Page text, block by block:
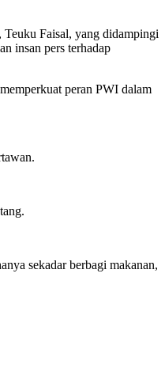
Teuku Faisal, yang didampingi
insan pers terhadap
peran PWI dalam
sekadar berbagi makanan,